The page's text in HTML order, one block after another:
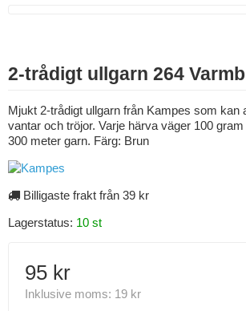
2-trådigt ullgarn 264
Mjukt 2-trådigt ullgarn från Kampes som kan
vantar och tröjor. Varje härva väger 100
300 meter garn. Färg: Brun
Billigaste frakt från 39 kr
Lagerstatus: 10 st
95 kr
Inklusive moms: 19 kr